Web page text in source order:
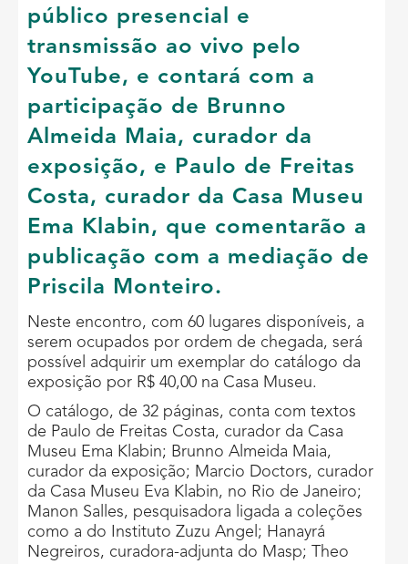
público presencial e
transmissão ao vivo pelo
YouTube, e contará com a
participação de Brunno
Almeida Maia, curador da
exposição, e Paulo de Freitas
Costa, curador da Casa Museu
Ema Klabin, que comentarão a
publicação com a mediação de
Priscila Monteiro.
Neste encontro, com 60 lugares disponíveis, a
serem ocupados por ordem de chegada, será
possível adquirir um exemplar do catálogo da
exposição por R$ 40,00 na Casa Museu.
O catálogo, de 32 páginas, conta com textos
de Paulo de Freitas Costa, curador da Casa
Museu Ema Klabin; Brunno Almeida Maia,
curador da exposição; Marcio Doctors, curador
da Casa Museu Eva Klabin, no Rio de Janeiro;
Manon Salles, pesquisadora ligada a coleções
como a do Instituto Zuzu Angel; Hanayrá
Negreiros, curadora-adjunta do Masp; Theo